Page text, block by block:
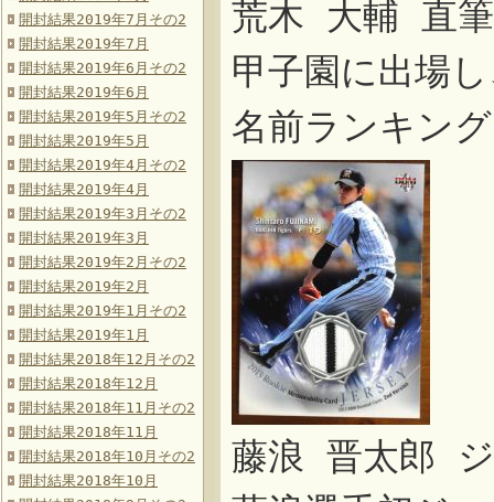
開封結果2019年7月その2
開封結果2019年7月
開封結果2019年6月その2
開封結果2019年6月
開封結果2019年5月その2
開封結果2019年5月
開封結果2019年4月その2
開封結果2019年4月
開封結果2019年3月その2
開封結果2019年3月
開封結果2019年2月その2
開封結果2019年2月
開封結果2019年1月その2
開封結果2019年1月
開封結果2018年12月その2
開封結果2018年12月
開封結果2018年11月その2
開封結果2018年11月
開封結果2018年10月その2
開封結果2018年10月
荒木 大輔 直
甲子園に出場
名前ランキン
藤浪 晋太郎